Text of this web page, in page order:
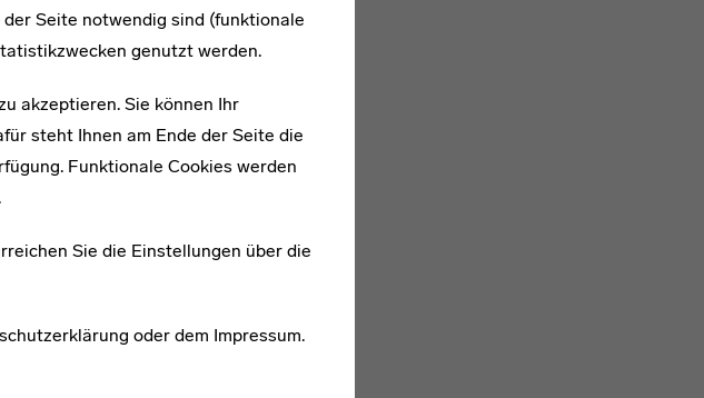
Seite notwendig sind (funktionale
genutzt werden.
akzeptieren. Sie können Ihr
steht Ihnen am Ende der Seite die
Funktionale Cookies werden
Sie die Einstellungen über die
oder dem Impressum.